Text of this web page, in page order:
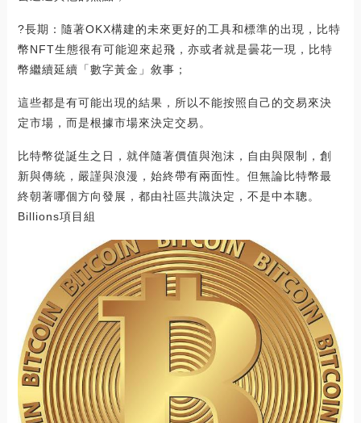
?長期：隨著OKX構建的未來更好的工具和標準的出現，比特
幣NFT生態很有可能迎來起飛，亦或者就是曇花一現，比特
幣繼續延續「數字黃金」敘事；
這些都是有可能出現的結果，所以不能按照自己的交易來決
定市場，而是根據市場來決定交易。
比特幣從誕生之日，就伴隨著價值與泡沫，自由與限制，創
新與傳統，嚴謹與浪漫，始終帶有兩面性。但無論比特幣最
終朝著哪個方向發展，都由社區共識決定，不是中本聰。
Billions項目組